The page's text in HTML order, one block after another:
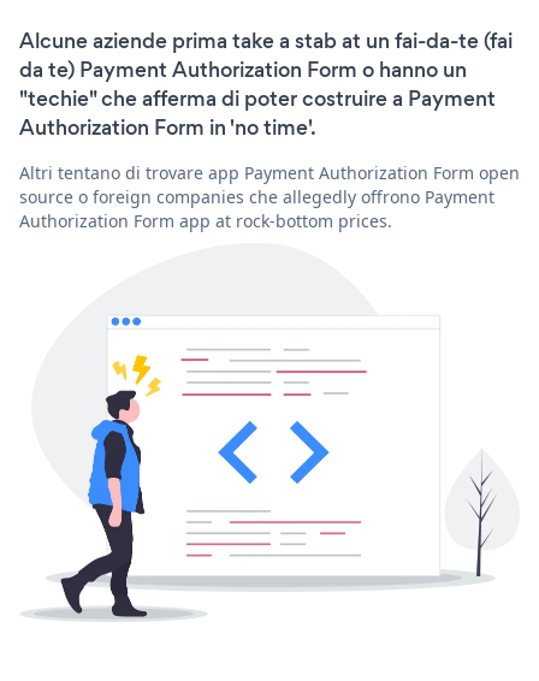
Alcune aziende prima take a stab at un fai-da-te (fai
da te) Payment Authorization Form o hanno un
"techie" che afferma di poter costruire a Payment
Authorization Form in 'no time'.
Altri tentano di trovare app Payment Authorization Form open
source o foreign companies che allegedly offrono Payment
Authorization Form app at rock-bottom prices.